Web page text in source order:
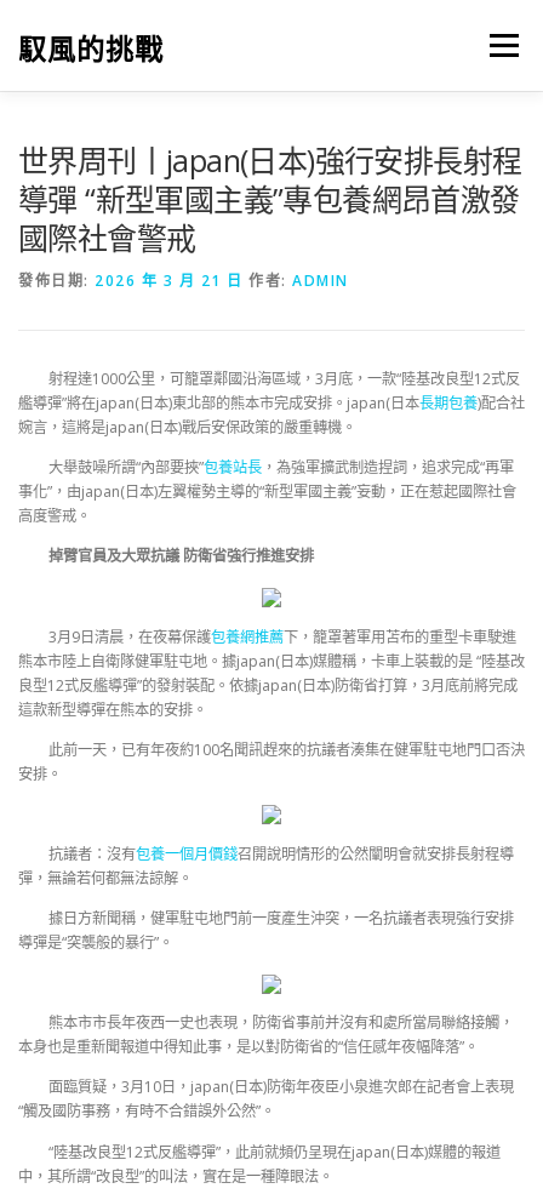
馭風的挑戰 選單
世界周刊丨japan(日本)強行安排長射程
導彈 “新型軍國主義”專包養網昂首激發
國際社會警戒
發佈日期: 2026 年 3 月 21 日 作者: ADMIN
射程達1000公里，可籠罩鄰國沿海區域，3月底，一款“陸基改良型12式反
艦導彈”將在japan(日本)東北部的熊本市完成安排。japan(日本長期包養)配合社
婉言，這將是japan(日本)戰后安保政策的嚴重轉機。
大舉鼓噪所謂“內部要挾”包養站長，為強軍擴武制造捏詞，追求完成“再軍
事化”，由japan(日本)左翼權勢主導的“新型軍國主義”妄動，正在惹起國際社會
高度警戒。
掉臂官員及大眾抗議 防衛省強行推進安排
3月9日清晨，在夜幕保護包養網推薦下，籠罩著軍用苫布的重型卡車駛進
熊本市陸上自衛隊健軍駐屯地。據japan(日本)媒體稱，卡車上裝載的是 “陸基改
良型12式反艦導彈”的發射裝配。依據japan(日本)防衛省打算，3月底前將完成
這款新型導彈在熊本的安排。
此前一天，已有年夜約100名聞訊趕來的抗議者湊集在健軍駐屯地門口否決
安排。
抗議者：沒有包養一個月價錢召開說明情形的公然闡明會就安排長射程導
彈，無論若何都無法諒解。
據日方新聞稱，健軍駐屯地門前一度產生沖突，一名抗議者表現強行安排
導彈是“突襲般的暴行”。
熊本市市長年夜西一史也表現，防衛省事前并沒有和處所當局聯絡接觸，
本身也是重新聞報道中得知此事，是以對防衛省的“信任感年夜幅降落”。
面臨質疑，3月10日，japan(日本)防衛年夜臣小泉進次郎在記者會上表現
“觸及國防事務，有時不合錯誤外公然”。
“陸基改良型12式反艦導彈”，此前就頻仍呈現在japan(日本)媒體的報道
中，其所謂“改良型”的叫法，實在是一種障眼法。